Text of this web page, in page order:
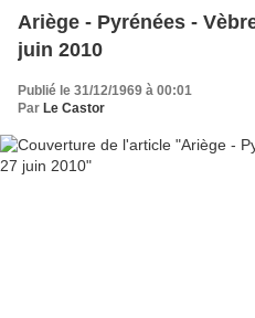
Ariège - Pyrénées -
juin 2010
Publié le 31/12/1969 à 00:01
Par Le Castor